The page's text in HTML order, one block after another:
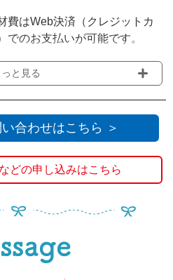
費はWeb決済（クレジットカ
でのお支払いが可能です。
をご覧ください
っと見る
合わせはこちら ＞
どの申し込みはこちら